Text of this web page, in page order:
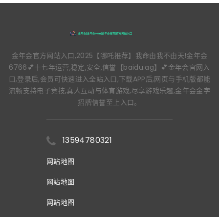
金年会官方网站入口,2025【哪吒推荐】我命由我不由天!金年会
6766💕十七年运营,稳定,安全,信誉【baidu.ag】💕金年会官网入
口,登录后,会员可快速进入全站入口,下载APP后,网页与手机版都能
流畅支持电子竞技,真人互动与体育游戏,尽享游戏乐趣,金年会金字
招牌信誉至上入口。
13594780321
网站地图
网站地图
网站地图